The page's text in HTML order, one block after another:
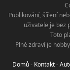
Publikování, šíření
uživatele je bez
Toto
Plné zdraví je
Domů- Kontakt-